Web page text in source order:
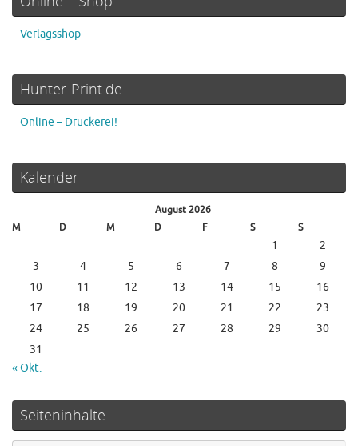
Verlagsshop
Hunter-Print.de
Online – Druckerei!
Kalender
August 2026
M
D M D F S S
1
2
3
4 5 6 7 8
9
10
11 12 13 14 15
16
17
18 19 20 21 22
23
24
25 26 27 28 29
30
31
« Okt.
Seiteninhalte